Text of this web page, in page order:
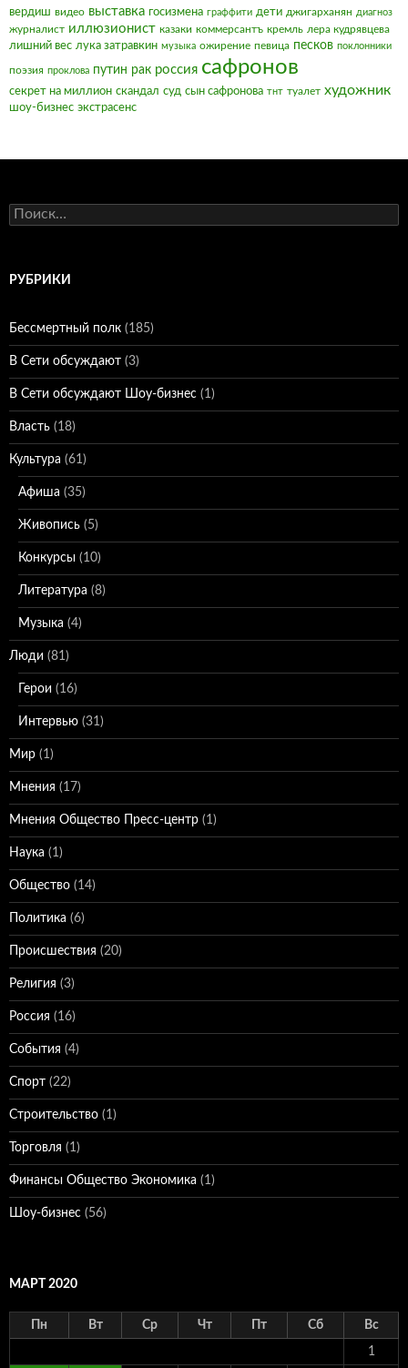
вердиш видео выставка госизмена граффити дети джигарханян диагноз
журналист иллюзионист казаки коммерсантъ кремль лера кудрявцева
лишний вес лука затравкин музыка ожирение певица песков поклонники
поэзия проклова путин рак россия сафронов
секрет на миллион скандал суд сын сафронова тнт туалет художник
шоу-бизнес экстрасенс
Найти:
РУБРИКИ
Бессмертный полк (185)
В Сети обсуждают (3)
В Сети обсуждают Шоу-бизнес (1)
Власть (18)
Культура (61)
Афиша (35)
Живопись (5)
Конкурсы (10)
Литература (8)
Музыка (4)
Люди (81)
Герои (16)
Интервью (31)
Мир (1)
Мнения (17)
Мнения Общество Пресс-центр (1)
Наука (1)
Общество (14)
Политика (6)
Происшествия (20)
Религия (3)
Россия (16)
События (4)
Спорт (22)
Строительство (1)
Торговля (1)
Финансы Общество Экономика (1)
Шоу-бизнес (56)
МАРТ 2020
Пн Вт Ср Чт Пт Сб Вс
1